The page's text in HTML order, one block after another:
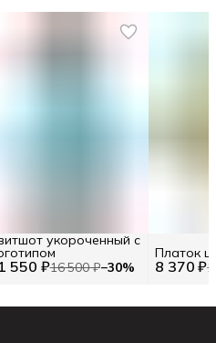
550 ₽16 500 ₽−30%
укороченный с
8 370 ₽
Платок